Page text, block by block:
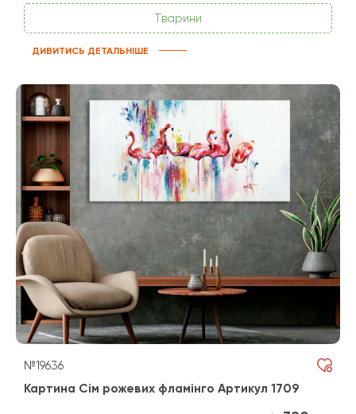
Тварини
ДИВИТИСЬ ДЕТАЛЬНІШЕ
№19636
Картина Сім рожевих фламінго Артикул 1709